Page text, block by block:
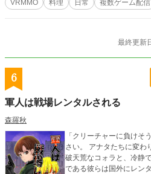
（章完結まで毎日） ＜遊んでいくゲーム一覧＞ Atlantis World
e：ジャンルは本格ファンタジ
ンルは歴史体験シミュレ
っかりもの リノ
：自称マスコット
ん ディノR２ ：放
：ハヤテが気になる
ャース ：食べるの大
た！
VRMMO 料理 日常 複数ゲーム配信
最終更新
6
軍人は戦場レンタルされる
森羅秋
「クリーチャーに負けそ
さい。 アナタたちに変わ
破天荒なコォラと、冷静
である彼らは国外にレン